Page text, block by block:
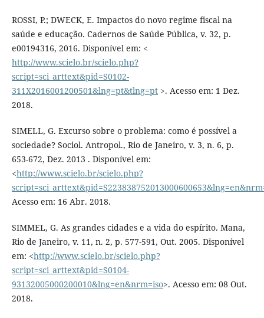
ROSSI, P.; DWECK, E. Impactos do novo regime fiscal na
saúde e educação. Cadernos de Saúde Pública, v. 32, p.
e00194316, 2016. Disponível em: <
http://www.scielo.br/scielo.php?
script=sci_arttext&pid=S0102-
311X2016001200501&lng=pt&tlng=pt>. Acesso em: 1 Dez.
2018.
SIMELL, G. Excurso sobre o problema: como é possível a
sociedade? Sociol. Antropol., Rio de Janeiro, v. 3, n. 6, p.
653-672, Dez. 2013 . Disponível em:
<http://www.scielo.br/scielo.php?
Acesso em: 16 Abr. 2018.
SIMMEL, G. As grandes cidades e a vida do espírito. Mana,
Rio de Janeiro, v. 11, n. 2, p. 577-591, Out. 2005. Disponível
em: <http://www.scielo.br/scielo.php?
script=sci_arttext&pid=S0104-
93132005000200010&lng=en&nrm=iso>. Acesso em: 08 Out.
2018.